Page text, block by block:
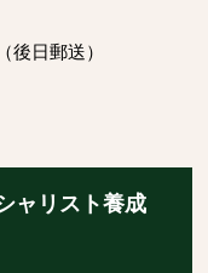
日郵送）
ャリスト養成